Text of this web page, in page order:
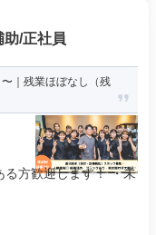
助/正社員
｜残業ほぼなし（残
る方歓迎します！ ・未